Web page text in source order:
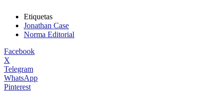
Etiquetas
Jonathan Case
Norma Editorial
Facebook
X
Telegram
WhatsApp
Pinterest